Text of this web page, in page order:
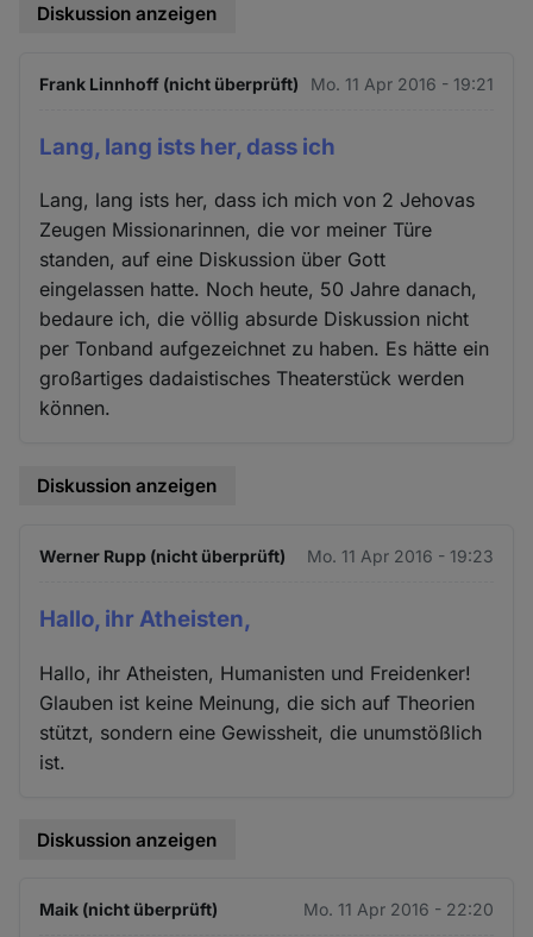
Diskussion anzeigen
Frank Linnhoff (nicht überprüft) Mo. 11 Apr 2016 - 19:21
Lang, lang ists her, dass ich
Lang, lang ists her, dass ich mich von 2 Jehovas
Zeugen Missionarinnen, die vor meiner Türe
standen, auf eine Diskussion über Gott
eingelassen hatte. Noch heute, 50 Jahre danach,
bedaure ich, die völlig absurde Diskussion nicht
per Tonband aufgezeichnet zu haben. Es hätte ein
großartiges dadaistisches Theaterstück werden
können.
Diskussion anzeigen
Werner Rupp (nicht überprüft) Mo. 11 Apr 2016 - 19:23
Hallo, ihr Atheisten,
Hallo, ihr Atheisten, Humanisten und Freidenker!
Glauben ist keine Meinung, die sich auf Theorien
stützt, sondern eine Gewissheit, die unumstößlich
ist.
Diskussion anzeigen
Maik (nicht überprüft) Mo. 11 Apr 2016 - 22:20